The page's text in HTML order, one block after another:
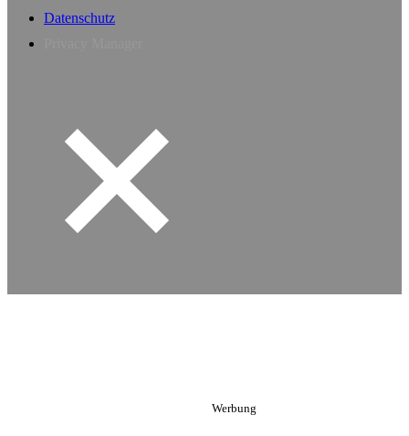
Datenschutz